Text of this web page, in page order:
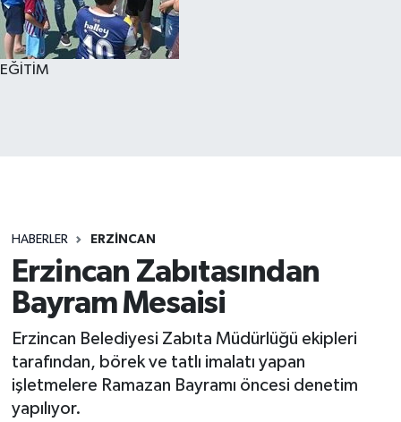
EĞİTİM
HABERLER ERZİNCAN
Erzincan Zabıtasından
Bayram Mesaisi
Erzincan Belediyesi Zabıta Müdürlüğü ekipleri
tarafından, börek ve tatlı imalatı yapan
işletmelere Ramazan Bayramı öncesi denetim
yapılıyor.